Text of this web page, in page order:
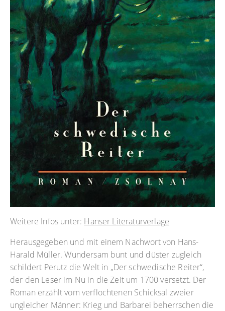
Weitere Infos unter: Hanser Literaturverlage
Herausgegeben und mit einem Nachwort von Hans-
Harald Müller. Wundersam bunt und düster zugleich
schildert Perutz die Welt in „Der schwedische Reiter“,
der den Leser im Nu in die Zeit um 1700 versetzt. Der
Roman erzählt vom verflochtenen Schicksal zweier
ungleicher Männer: Krieg und Barbarei beherrschen die